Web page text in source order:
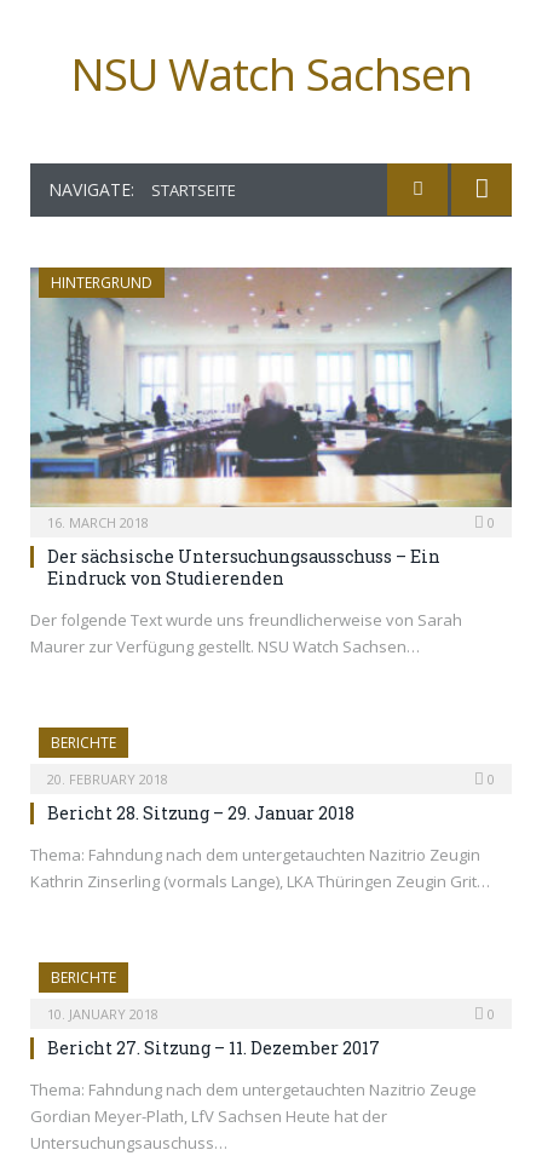
NSU Watch Sachsen
NAVIGATE: STARTSEITE
HINTERGRUND
16. MARCH 2018 0
Der sächsische Untersuchungsausschuss – Ein
Eindruck von Studierenden
Der folgende Text wurde uns freundlicherweise von Sarah
Maurer zur Verfügung gestellt. NSU Watch Sachsen…
BERICHTE
20. FEBRUARY 2018 0
Bericht 28. Sitzung – 29. Januar 2018
Thema: Fahndung nach dem untergetauchten Nazitrio Zeugin
Kathrin Zinserling (vormals Lange), LKA Thüringen Zeugin Grit…
BERICHTE
10. JANUARY 2018 0
Bericht 27. Sitzung – 11. Dezember 2017
Thema: Fahndung nach dem untergetauchten Nazitrio Zeuge
Gordian Meyer-Plath, LfV Sachsen Heute hat der
Untersuchungsauschuss…